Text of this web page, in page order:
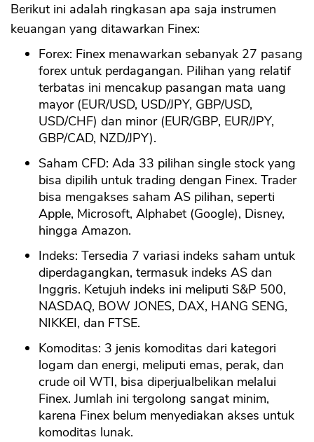
Berikut ini adalah ringkasan apa saja instrumen
keuangan yang ditawarkan Finex:
Forex: Finex menawarkan sebanyak 27 pasang
forex untuk perdagangan. Pilihan yang relatif
terbatas ini mencakup pasangan mata uang
mayor (EUR/USD, USD/JPY, GBP/USD,
USD/CHF) dan minor (EUR/GBP, EUR/JPY,
GBP/CAD, NZD/JPY).
Saham CFD: Ada 33 pilihan single stock yang
bisa dipilih untuk trading dengan Finex. Trader
bisa mengakses saham AS pilihan, seperti
Apple, Microsoft, Alphabet (Google), Disney,
hingga Amazon.
Indeks: Tersedia 7 variasi indeks saham untuk
diperdagangkan, termasuk indeks AS dan
Inggris. Ketujuh indeks ini meliputi S&P 500,
NASDAQ, BOW JONES, DAX, HANG SENG,
NIKKEI, dan FTSE.
Komoditas: 3 jenis komoditas dari kategori
logam dan energi, meliputi emas, perak, dan
crude oil WTI, bisa diperjualbelikan melalui
Finex. Jumlah ini tergolong sangat minim,
karena Finex belum menyediakan akses untuk
komoditas lunak.